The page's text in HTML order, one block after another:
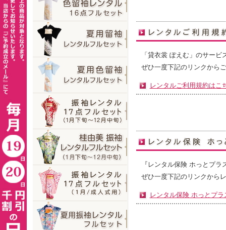
「貸衣裳 ぽえむ」のサー
ぜひ一度下記のリンクから
レンタルご利用規約はこ
『レンタル保険 ホっとプ
ぜひ一度下記のリンクから
レンタル保険 ホっとプラ